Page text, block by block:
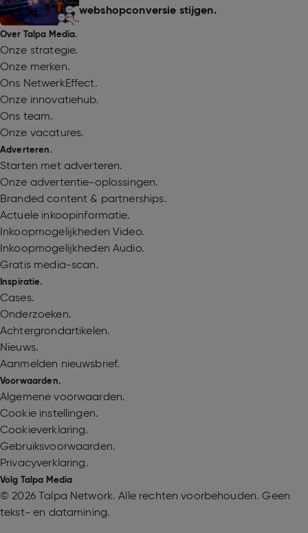
webshopconversie stijgen.
Over Talpa Media.
Onze strategie.
Onze merken.
Ons NetwerkEffect.
Onze innovatiehub.
Ons team.
Onze vacatures.
Adverteren.
Starten met adverteren.
Onze advertentie-oplossingen.
Branded content & partnerships.
Actuele inkoopinformatie.
Inkoopmogelijkheden Video.
Inkoopmogelijkheden Audio.
Gratis media-scan.
Inspiratie.
Cases.
Onderzoeken.
Achtergrondartikelen.
Nieuws.
Aanmelden nieuwsbrief.
Voorwaarden.
Algemene voorwaarden.
Cookie instellingen.
Cookieverklaring.
Gebruiksvoorwaarden.
Privacyverklaring.
Volg Talpa Media
© 2026 Talpa Network. Alle rechten voorbehouden. Geen
tekst- en datamining.